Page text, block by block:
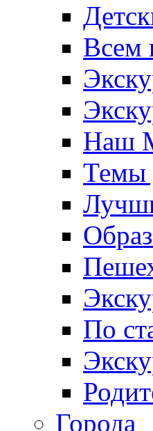
Всем
Наш
Темы
По
Города